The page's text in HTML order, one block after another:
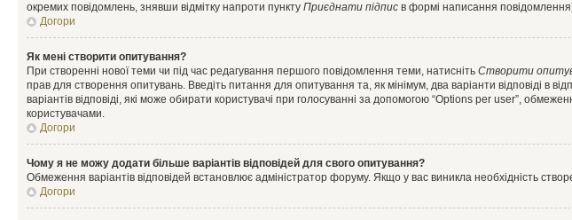
окремих повідомлень, знявши відмітку напроти пункту Приєднати підпис в формі написання
Догори
Як мені створити опитування?
При створенні нової теми чи під час редагування першого повідомлення теми, натисніть Створити
прав для створення опитувань. Введіть питання для опитування та, як мінімум, два варіанти відповіді в
варіантів відповіді, які може обирати користувачі при голосуванні за допомогою “Options per user”,
користувачами.
Догори
Чому я не можу додати більше варіантів відповідей для свого опитування?
Обмеження варіантів відповідей встановлює адміністратор форуму. Якщо у вас виникла необхідність
Догори